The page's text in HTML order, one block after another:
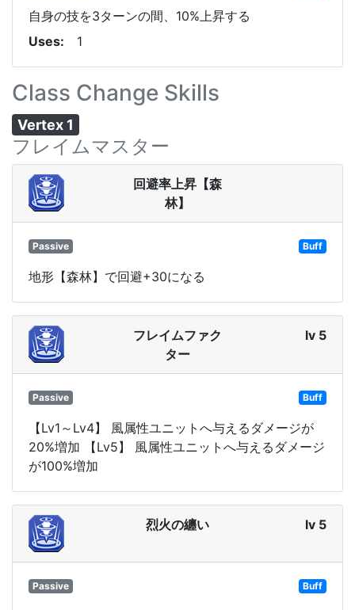
自身の技を3ターンの間、10%上昇する
Uses
1
Class Change Skills
Vertex 1
フレイムマスター
回避率上昇【森
林】
Passive Buff
地形【森林】で回避+30になる
フレイムファク
ター
lv 5
Passive Buff
【Lv1～Lv4】 風属性ユニットへ与えるダメージが
20%増加 【Lv5】 風属性ユニットへ与えるダメージ
が100%増加
烈火の纏い lv 5
Passive Buff